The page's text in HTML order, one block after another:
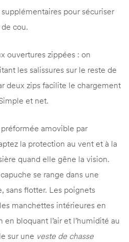
pour sécuriser
cou.
ouvertures zippées : on
les salissures sur le reste de
deux zips facilite le chargement
et net.
amovible par
la protection au vent et à la
quand elle gêne la vision.
se range dans une
sans flotter. Les poignets
manchettes intérieures en
en bloquant l’air et l’humidité au
sur une veste de chasse